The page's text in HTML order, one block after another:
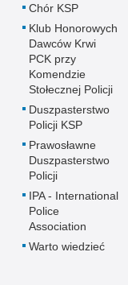
Chór KSP
Klub Honorowych
Dawców Krwi
PCK przy
Komendzie
Stołecznej Policji
Duszpasterstwo
Policji KSP
Prawosławne
Duszpasterstwo
Policji
IPA - International
Police
Association
Warto wiedzieć